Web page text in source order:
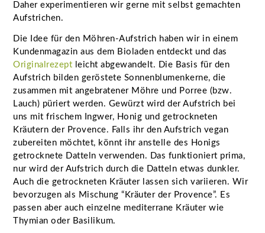
Daher experimentieren wir gerne mit selbst gemachten
Aufstrichen.
Die Idee für den Möhren-Aufstrich haben wir in einem
Kundenmagazin aus dem Bioladen entdeckt und das
Originalrezept leicht abgewandelt. Die Basis für den
Aufstrich bilden geröstete Sonnenblumenkerne, die
zusammen mit angebratener Möhre und Porree (bzw.
Lauch) püriert werden. Gewürzt wird der Aufstrich bei
uns mit frischem Ingwer, Honig und getrockneten
Kräutern der Provence. Falls ihr den Aufstrich vegan
zubereiten möchtet, könnt ihr anstelle des Honigs
getrocknete Datteln verwenden. Das funktioniert prima,
nur wird der Aufstrich durch die Datteln etwas dunkler.
Auch die getrockneten Kräuter lassen sich variieren. Wir
bevorzugen als Mischung “Kräuter der Provence”. Es
passen aber auch einzelne mediterrane Kräuter wie
Thymian oder Basilikum.